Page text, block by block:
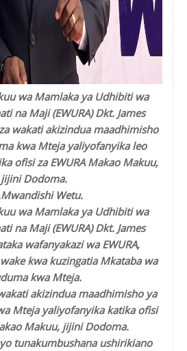
wa Mamlaka ya Udhibiti wa
na Maji (EWURA) Dkt. James
wakati akizindua maadhimisho
kwa Mteja yaliyofanyika leo
ofisi za EWURA Makao Makuu,
jijini Dodoma.
Wetu.
wa Mamlaka ya Udhibiti wa
na Maji (EWURA) Dkt. James
wafanyakazi wa EWURA,
kwa kuzingatia Mkataba wa
kwa Mteja.
akizindua maadhimisho ya
Mteja yaliyofanyika katika ofisi
Makuu, jijini Dodoma.
tunakumbushana ushirikiano